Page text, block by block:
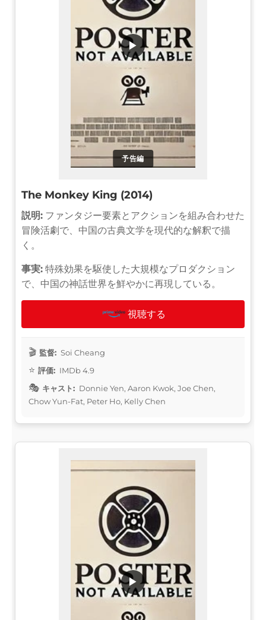
予告編
▶
The Monkey King (2014)
説明: ファンタジー要素とアクションを組み合わせた
冒険活劇で、中国の古典文学を現代的な解釈で描
く。
事実: 特殊効果を駆使した大規模なプロダクション
で、中国の神話世界を鮮やかに再現している。
視聴する
監督: Soi Cheang
評価: IMDb 4.9
キャスト: Donnie Yen, Aaron Kwok, Joe Chen,
Chow Yun-Fat, Peter Ho, Kelly Chen
▶